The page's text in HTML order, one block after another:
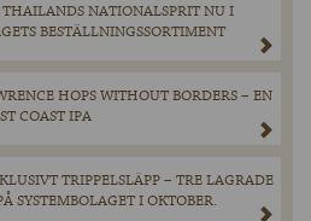
NATIONALSPRIT NU I
BESTÄLLNINGSSORTIMENT
HOPS WITHOUT BORDERS – EN
COAST IPA
TRIPPELSLÄPP – TRE LAGRADE
SYSTEMBOLAGET I OKTOBER.